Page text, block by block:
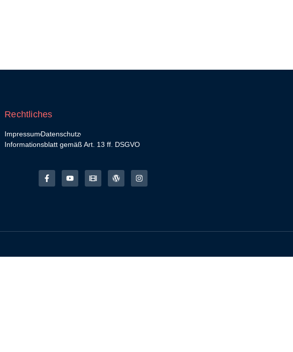
Rechtliches
ImpressumDatenschutz
Informationsblatt gemäß Art. 13 ff. DSGVO